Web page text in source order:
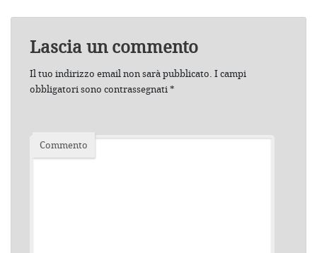
Lascia un commento
Il tuo indirizzo email non sarà pubblicato. I campi
obbligatori sono contrassegnati*
Commento